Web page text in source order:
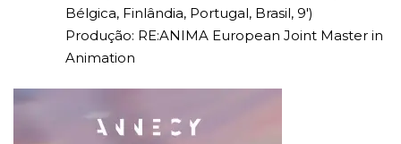
Bélgica, Finlândia, Portugal, Brasil, 9′)
Produção: RE:ANIMA European Joint Master in
Animation